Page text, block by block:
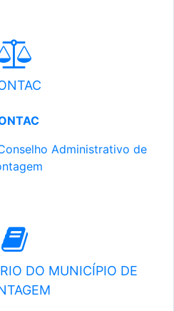
Administrativo de
DO MUNICÍPIO DE